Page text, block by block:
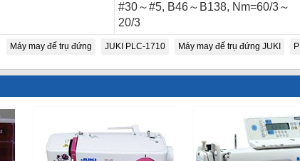
#30～#5, B46～B138, Nm=60/3～
20/3
Máy may đế trụ đứng JUKI PLC-1710 Máy may đế trụ đứng JUKI